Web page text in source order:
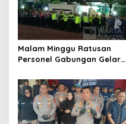
Malam Minggu Ratusan
Personel Gabungan Gelar
Besar Kabupaten Bandung